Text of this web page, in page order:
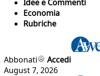
Idee e Commenti
Economia
Rubriche
Abbonati
Accedi
August 7, 2026